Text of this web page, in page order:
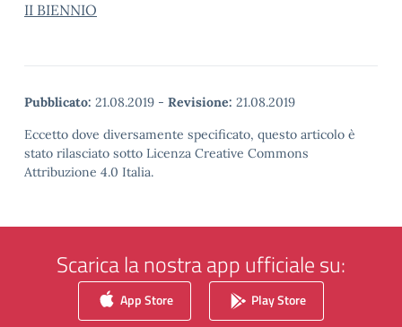
II BIENNIO
Pubblicato: 21.08.2019 - Revisione: 21.08.2019
Eccetto dove diversamente specificato, questo articolo è
stato rilasciato sotto Licenza Creative Commons
Attribuzione 4.0 Italia.
Scarica la nostra app ufficiale su:
App Store Play Store